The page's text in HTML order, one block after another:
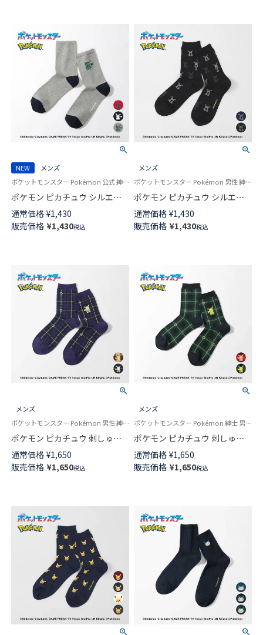
NEW
メンズ
ポケットモンスター Pokémon 公式 紳士 靴下 男性
ポケモン ピカチュウ シルエッ
ト プリント Plaid3 クルー丈 カ
ジュアル ソックス メンズ
02432105
通常価格 ¥1,430
販売価格 ¥1,430税込
メンズ
ポケットモンスター Pokémon 男性 紳士 靴下
ポケモン ピカチュウ シルエッ
ト クルー丈 カジュアル ソック
ス メンズ 日本製 02432106
通常価格 ¥1,430
販売価格 ¥1,430税込
メンズ
ポケットモンスター Pokémon 男性 紳士 靴下
ポケモン ピカチュウ 刺しゅう
Plaid2 クルー丈 カジュアル ソ
ックス メンズ 日本製 02432104
通常価格 ¥1,650
販売価格 ¥1,650税込
メンズ
ポケットモンスター Pokémon 紳士 男性 靴下
ポケモン ピカチュウ 刺しゅう
Plaid1 クルー丈 カジュアル ソ
ックス メンズ 日本製 02432103
通常価格 ¥1,650
販売価格 ¥1,650税込